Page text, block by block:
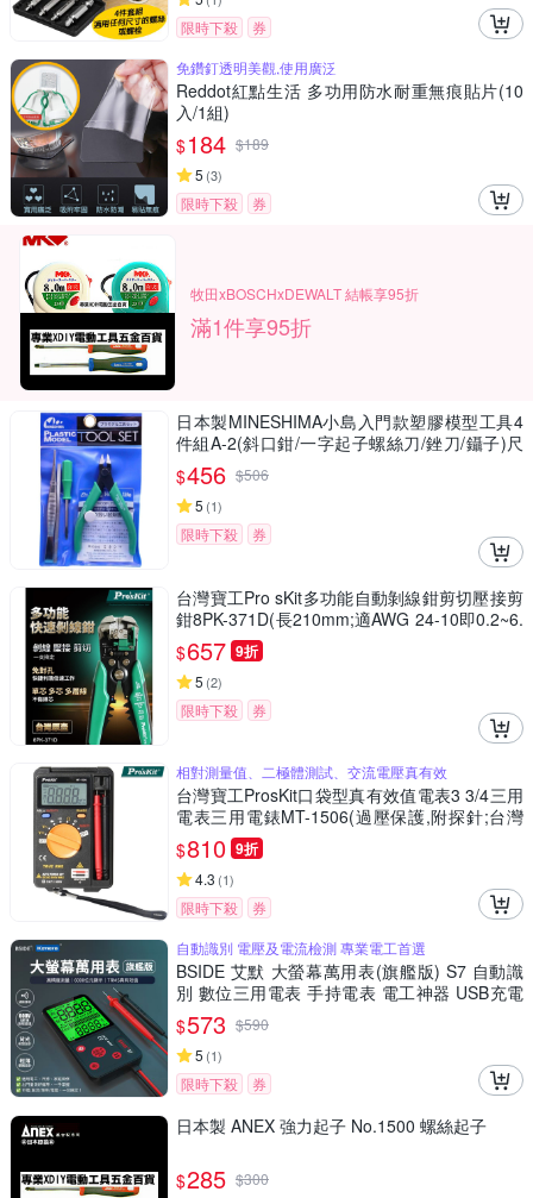
限時下殺
券
免鑽釘透明美觀,使用廣泛
Reddot紅點生活 多功用防水耐重無痕貼片(10
入/1組)
$184 $189
5 (3)
限時下殺 券
牧田xBOSCHxDEWALT 結帳享95折
滿1件享95折
日本製MINESHIMA小島入門款塑膠模型工具4
件組A-2(斜口鉗/一字起子螺絲刀/銼刀/鑷子)尺
寸較小ミネシマhobby tool
$456 $506
5 (1)
限時下殺 券
台灣寶工Pro sKit多功能自動剝線鉗剪切壓接剪
鉗8PK-371D(長210mm;適AWG 24-10即0.2~6.
0mm)
$657 9折
5 (2)
限時下殺 券
相對測量值、二極體測試、交流電壓真有效
台灣寶工ProsKit口袋型真有效值電表3 3/4三用
電表三用電錶MT-1506(過壓保護,附探針;台灣
公司貨,享1年保固)迷你電表攜帶型電錶 量交流
電壓二極體電阻電容
$810 9折
4.3 (1)
限時下殺
券
自動識別 電壓及電流檢測 專業電工首選
BSIDE 艾默 大螢幕萬用表(旗艦版) S7 自動識
別 數位三用電表 手持電表 電工神器 USB充電
萬用表 非接觸測電壓 火線辨識 居家水電維修工
具
$573 $590
5 (1)
限時下殺 券
日本製 ANEX 強力起子 No.1500 螺絲起子
$285 $300